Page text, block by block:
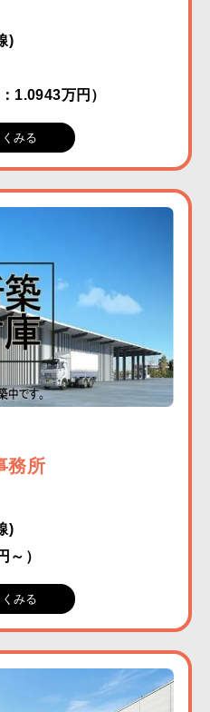
)
1.0943万円）
みる
務所
)
～）
みる